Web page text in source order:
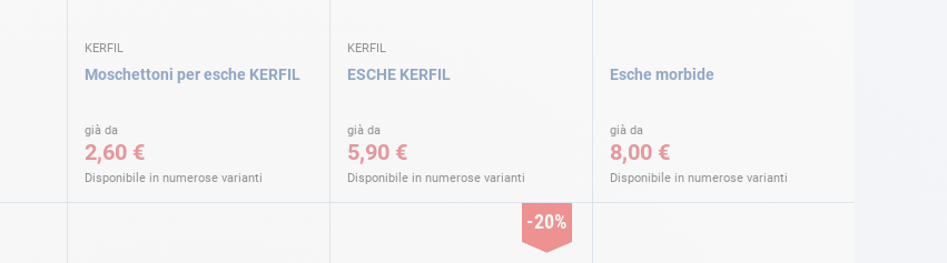
KERFIL
Moschettoni per esche KERFIL
già da
2,60 €
Disponibile in numerose varianti
KERFIL
ESCHE KERFIL
già da
5,90 €
Disponibile in numerose varianti
Esche morbide
già da
8,00 €
Disponibile in numerose varianti
-20%